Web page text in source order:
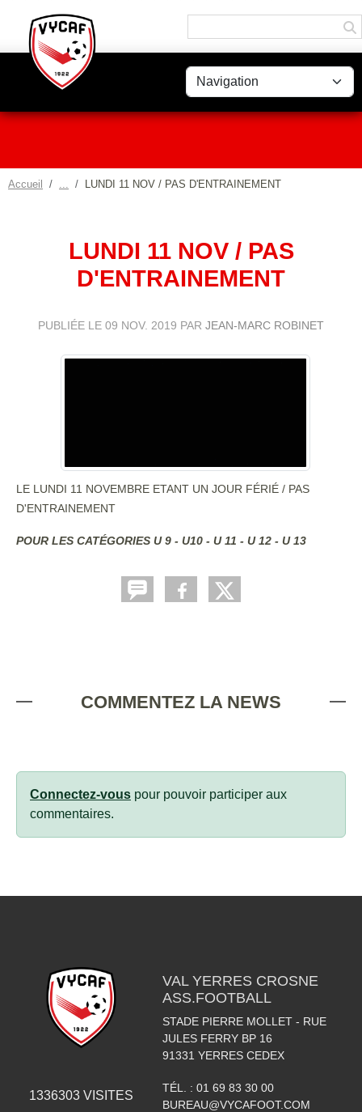
Accueil LUNDI 11 NOV / PAS D'ENTRAINEMENT
LUNDI 11 NOV / PAS
D'ENTRAINEMENT
PUBLIÉE LE 09 NOV. 2019 PAR JEAN-MARC ROBINET
LE LUNDI 11 NOVEMBRE ETANT UN JOUR FÉRIÉ / PAS
D'ENTRAINEMENT
POUR LES CATÉGORIES U 9 - U10 - U 11 - U 12 - U 13
COMMENTEZ LA NEWS
Connectez-vous pour pouvoir participer aux
commentaires.
1336303VISITES
VAL YERRES CROSNE
ASS.FOOTBALL
STADE PIERRE MOLLET - RUE
JULES FERRY BP 16
91331 YERRES CEDEX
TÉL. : 01 69 83 30 00
BUREAU@VYCAFOOT.COM